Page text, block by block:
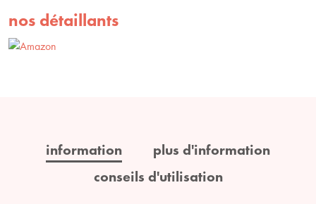
nos détaillants
information
plus d'information
conseils d'utilisation